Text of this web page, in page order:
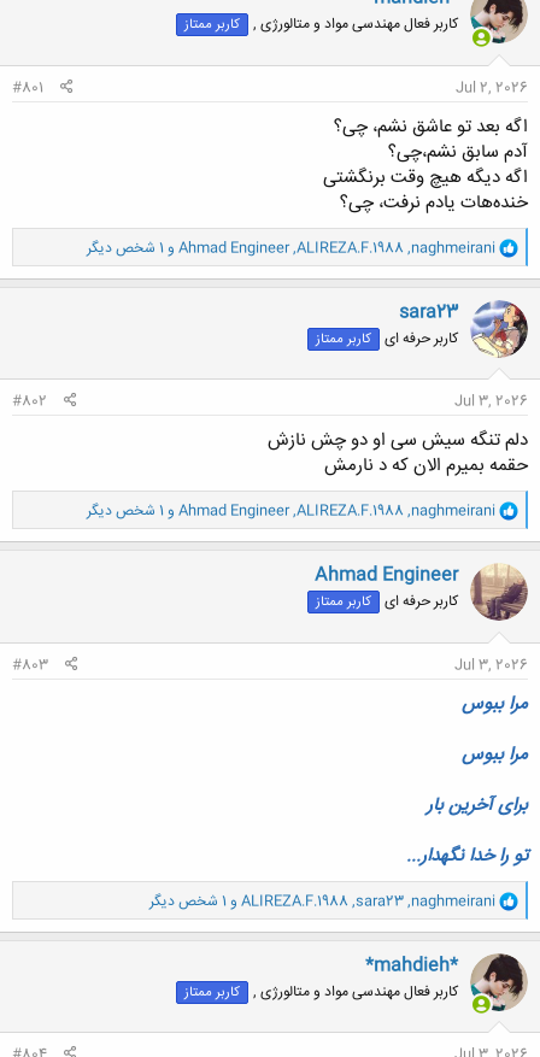
ش
ه
ا
کاربر فعال مهندسی مواد و متالورژی , کاربر ممتاز
Jul 2, 2026
#801
اگه بعد تو عاشق نشم، چی؟
آدم سابق نشم،چی؟
اگه دیگه هیچ وقت برنگشتی
خنده‌هات یادم نرفت، چی؟
و
ا
ک
ن
ش
ه
ا
naghmeirani
,
ALIREZA.F.1988
,
Ahmad Engineer و 1 شخص دیگر
sara23
کاربر حرفه ای کاربر ممتاز
Jul 3, 2026
#802
دلم تنگه سیش سی او دو چش نازش
حقمه بمیرم الان که د نارمش
و
ا
ک
ن
ش
ه
ا
naghmeirani
,
ALIREZA.F.1988
,
Ahmad Engineer و 1 شخص دیگر
Ahmad Engineer
کاربر حرفه ای کاربر ممتاز
Jul 3, 2026
#803
مرا ببوس
مرا ببوس
برای آخرین بار
تو را خدا نگهدار...
و
ا
ک
ن
ش
ه
ا
naghmeirani
,
sara23
,
ALIREZA.F.1988 و 1 شخص دیگر
*mahdieh*
کاربر فعال مهندسی مواد و متالورژی , کاربر ممتاز